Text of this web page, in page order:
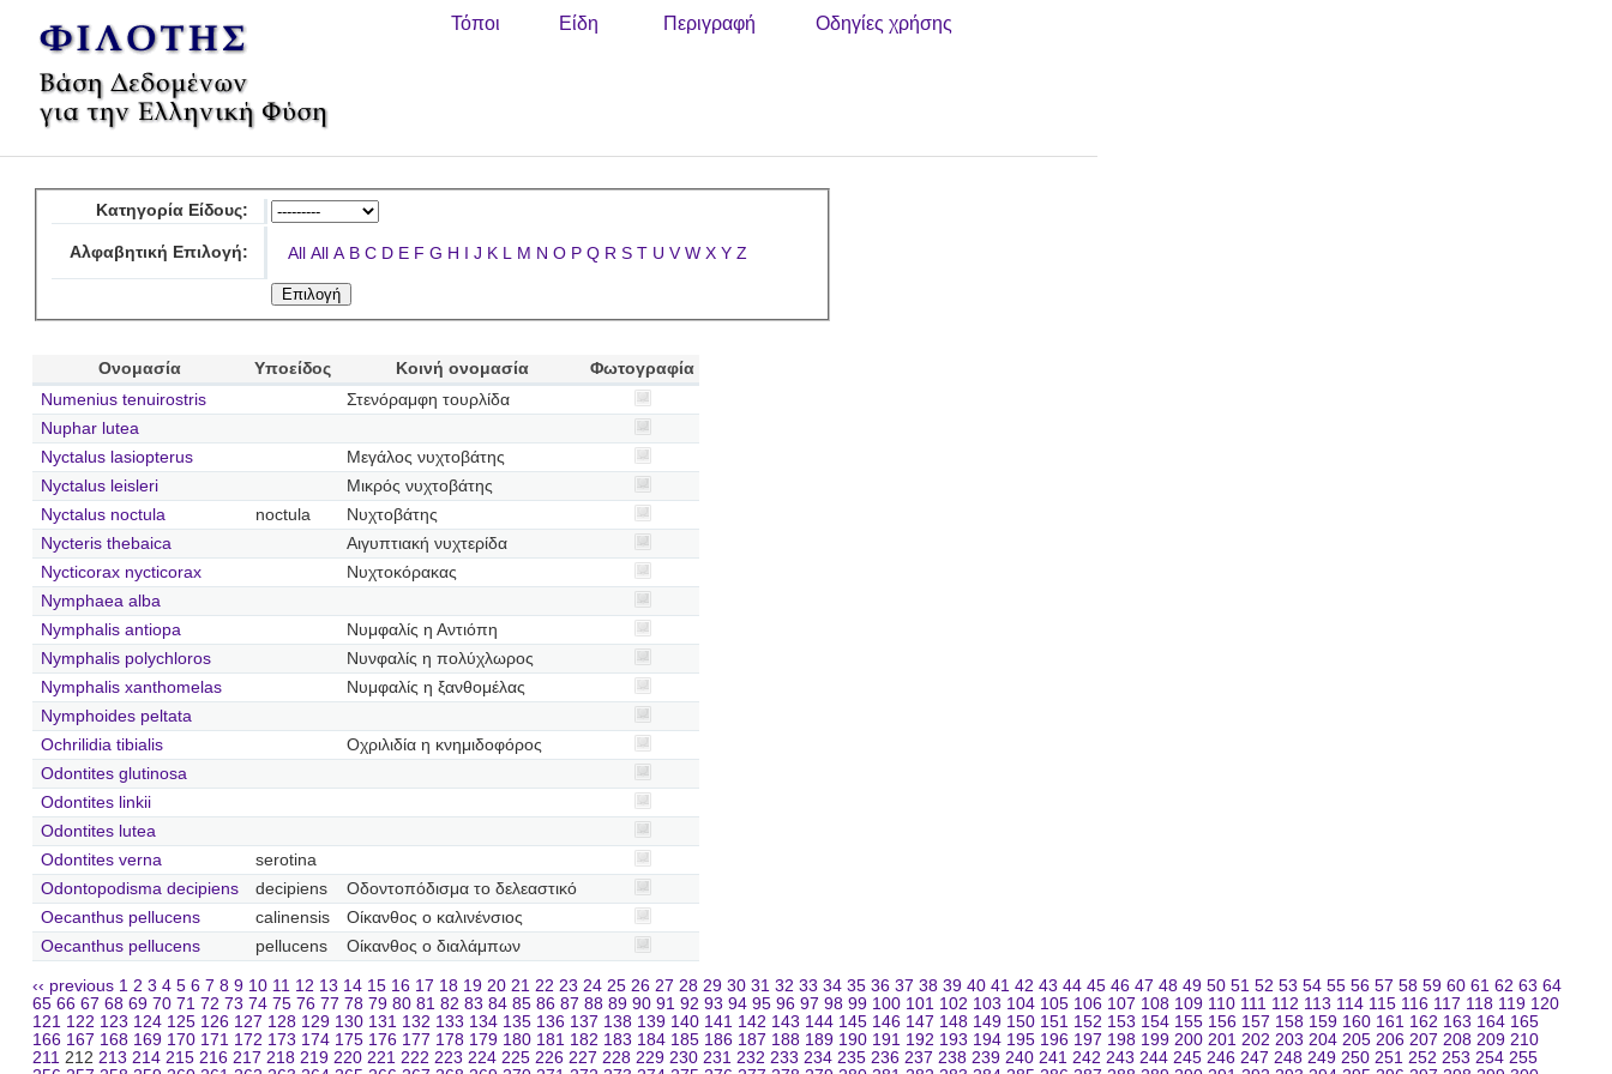
Τόποι Είδη Περιγραφή Οδηγίες χρήσης
Κατηγορία Είδους:
Αλφαβητική Επιλογή: All All A B C D E F G H I J K L M N O P Q R S T U V W X Y Z
Ονομασία Υποείδος Κοινή ονομασία
Φωτογραφία
Numenius tenuirostris
Στενόραμφη τουρλίδα
Nuphar lutea
Nyctalus lasiopterus
Μεγάλος νυχτοβάτης
Nyctalus leisleri
Μικρός νυχτοβάτης
Nyctalus noctula
noctula
Νυχτοβάτης
Nycteris thebaica
Αιγυπτιακή νυχτερίδα
Nycticorax nycticorax
Νυχτοκόρακας
Nymphaea alba
Nymphalis antiopa
Νυμφαλίς η Αντιόπη
Nymphalis polychloros
Νυνφαλίς η πολύχλωρος
Nymphalis xanthomelas
Νυμφαλίς η ξανθομέλας
Nymphoides peltata
Ochrilidia tibialis
Οχριλιδία η κνημιδοφόρος
Odontites glutinosa
Odontites linkii
Odontites lutea
Odontites verna
serotina
Odontopodisma decipiens
decipiens
Οδοντοπόδισμα το δελεαστικό
Oecanthus pellucens
calinensis
Οίκανθος ο καλινένσιος
Oecanthus pellucens
pellucens Οίκανθος ο διαλάμπων
‹‹ previous 1 2 3 4 5 6 7 8 9 10 11 12 13 14 15 16 17 18 19 20 21 22 23 24 25 26 27 28 29 30 31 32 33 34 35 36 37 38 39 40 41 42 43 44 45 46 47 48 49 50 51 52 53 54 55 56 57 58 59 60 61 62 63 64
65 66 67 68 69 70 71 72 73 74 75 76 77 78 79 80 81 82 83 84 85 86 87 88 89 90 91 92 93 94 95 96 97 98 99 100 101 102 103 104 105 106 107 108 109 110 111 112 113 114 115 116 117 118 119 120
121 122 123 124 125 126 127 128 129 130 131 132 133 134 135 136 137 138 139 140 141 142 143 144 145 146 147 148 149 150 151 152 153 154 155 156 157 158 159 160 161 162 163 164 165
166 167 168 169 170 171 172 173 174 175 176 177 178 179 180 181 182 183 184 185 186 187 188 189 190 191 192 193 194 195 196 197 198 199 200 201 202 203 204 205 206 207 208 209 210
211 212 213 214 215 216 217 218 219 220 221 222 223 224 225 226 227 228 229 230 231 232 233 234 235 236 237 238 239 240 241 242 243 244 245 246 247 248 249 250 251 252 253 254 255